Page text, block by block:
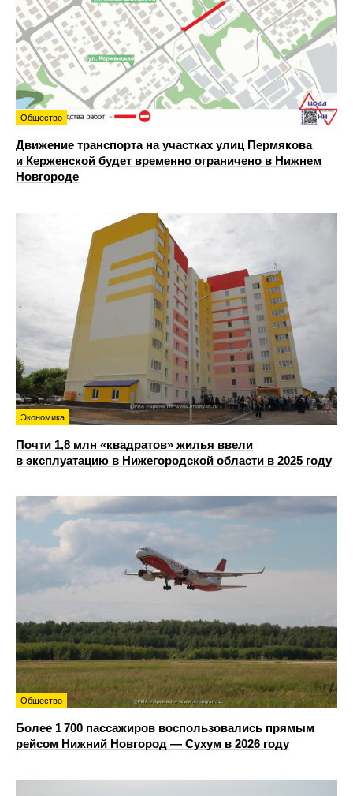
Общество
Движение транспорта на участках улиц Пермякова
и Керженской будет временно ограничено в Нижнем
Новгороде
Экономика
Почти 1,8 млн «квадратов» жилья ввели
в эксплуатацию в Нижегородской области в 2025 году
Общество
Более 1 700 пассажиров воспользовались прямым
рейсом Нижний Новгород — Сухум в 2026 году